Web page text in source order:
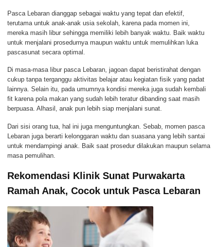
Pasca Lebaran dianggap sebagai waktu yang tepat dan efektif,
terutama untuk anak-anak usia sekolah, karena pada momen ini,
mereka masih libur sehingga memiliki lebih banyak waktu. Baik waktu
untuk menjalani prosedurnya maupun waktu untuk memulihkan luka
pascasunat secara optimal.
Di masa-masa libur pasca Lebaran, jagoan dapat beristirahat dengan
cukup tanpa terganggu aktivitas belajar atau kegiatan fisik yang padat
lainnya. Selain itu, pada umumnya kondisi mereka juga sudah kembali
fit karena pola makan yang sudah lebih teratur dibanding saat masih
berpuasa. Alhasil, anak pun lebih siap menjalani sunat.
Dari sisi orang tua, hal ini juga menguntungkan. Sebab, momen pasca
Lebaran juga berarti kelonggaran waktu dan suasana yang lebih santai
untuk mendampingi anak. Baik saat prosedur dilakukan maupun selama
masa pemulihan.
Rekomendasi Klinik Sunat Purwakarta
Ramah Anak, Cocok untuk Pasca Lebaran